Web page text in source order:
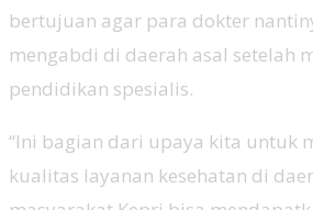
bertujuan agar para dokter
mengabdi di daerah asal setelah
pendidikan spesialis.
“Ini bagian dari upaya kita untuk
kualitas layanan kesehatan di